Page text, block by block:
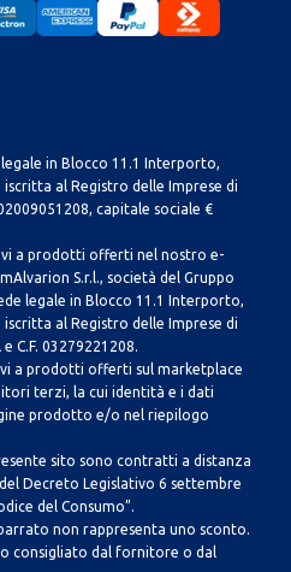
in Blocco 11.1 Interporto,
al Registro delle Imprese di
capitale sociale €
a prodotti offerti nel nostro e-
S.r.l., società del Gruppo
legale in Blocco 11.1 Interporto,
al Registro delle Imprese di
C.F. 03279221208.
a prodotti offerti sul marketplace
terzi, la cui identità e i dati
prodotto e/o nel riepilogo
sito sono contratti a distanza
Decreto Legislativo 6 settembre
del Consumo”.
non rappresenta uno sconto.
consigliato dal fornitore o dal